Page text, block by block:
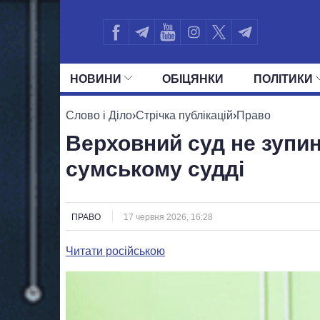
НОВИНИ ОБIЦЯНКИ ПОЛIТИКИ
УСІ ПОЛІТИКИ ПРЕЗИДЕНТ І ОФІС
Слово і Діло›Стрічка публікацій›Право
Верховний суд не
сумському судді
ПРАВО 17 червня 2026, 16:28
Читати російською